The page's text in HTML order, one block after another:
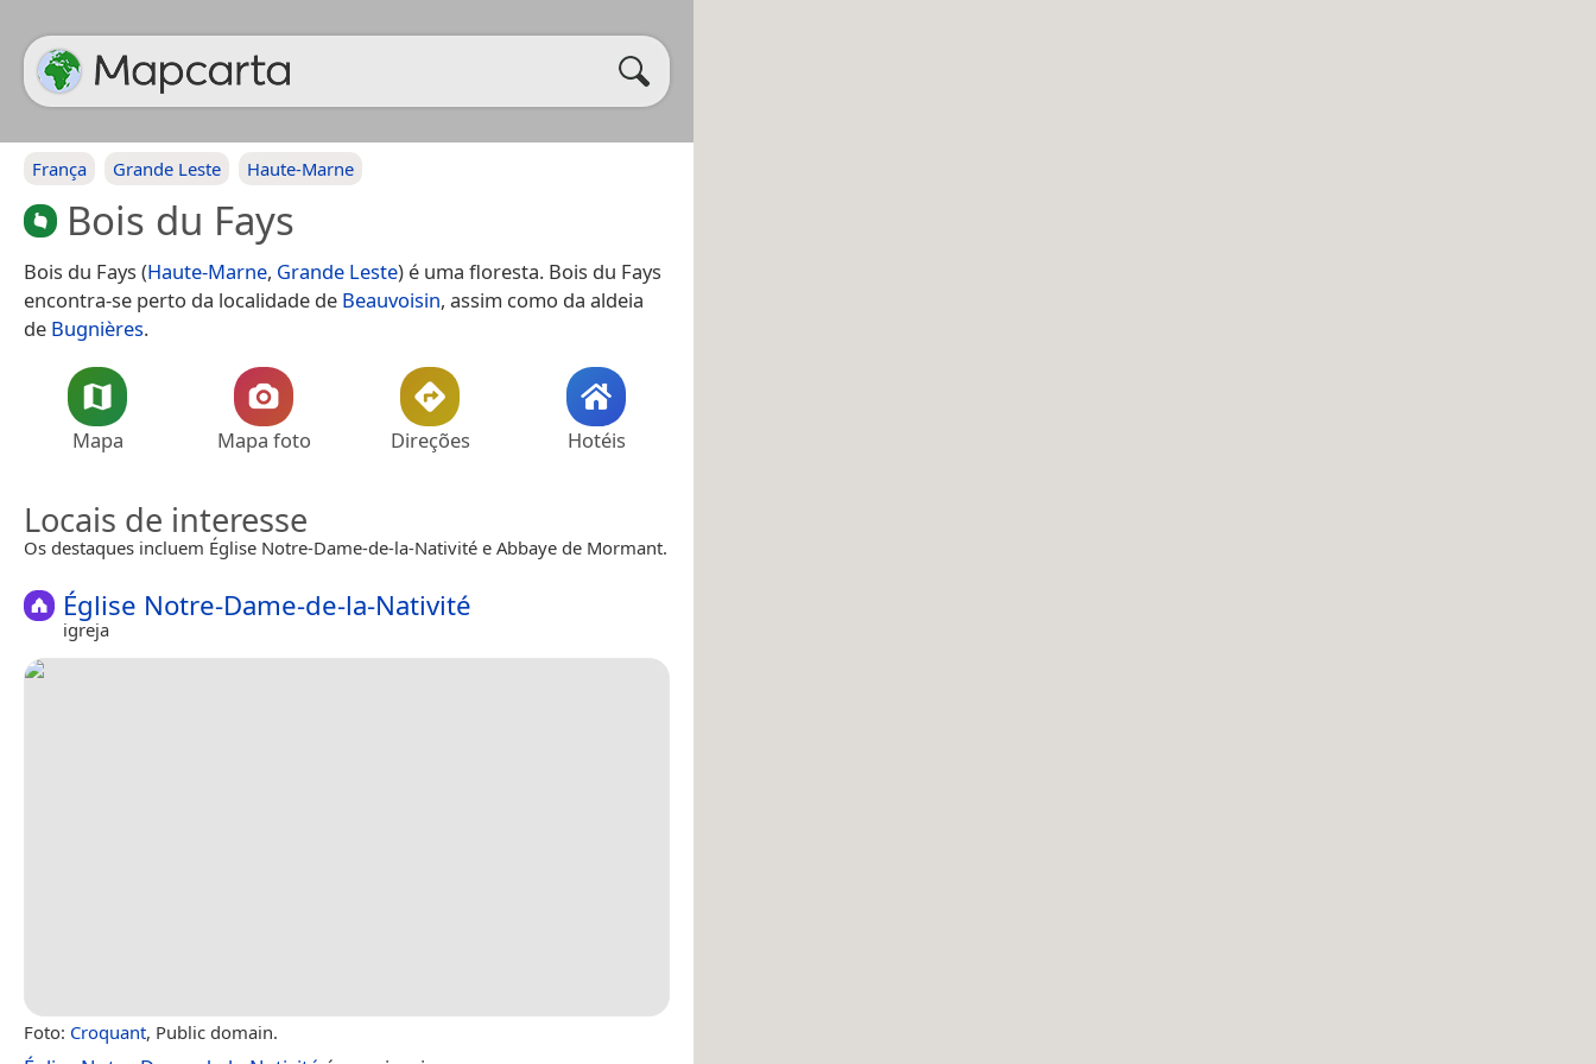
França Grande Leste Haute-Marne
Bois du Fays
Bois du Fays (Haute-Marne, Grande Leste) é uma floresta. Bois du Fays
encontra-se perto da localidade de Beauvoisin, assim como da aldeia
de Bugnières.
Mapa Mapa foto Direções Hotéis
Locais de interesse
Os destaques incluem Église Notre-Dame-de-la-Nativité e Abbaye de Mormant.
Église Notre-Dame-de-la-Nativité
igreja
Foto: Croquant, Public domain.